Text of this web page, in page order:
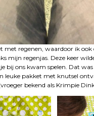
met regenen, waardoor ik
mijn regenjas. Deze keer
bij ons kwam spelen. Dat
leuke pakket met knutsel
bekend als Krimpie